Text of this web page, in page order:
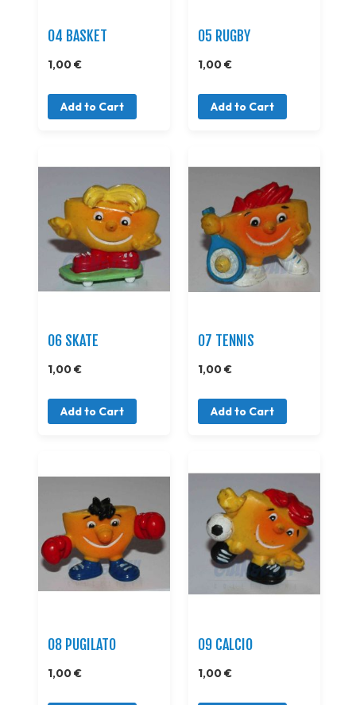
04 BASKET
1,00 €
Add to Cart
05 RUGBY
1,00 €
Add to Cart
06 SKATE
1,00 €
Add to Cart
07 TENNIS
1,00 €
Add to Cart
08 PUGILATO
1,00 €
09 CALCIO
1,00 €